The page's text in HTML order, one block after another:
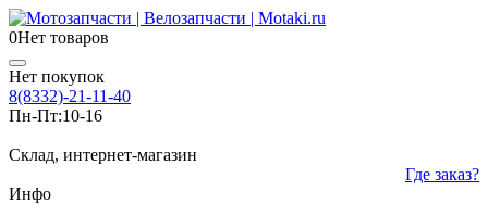
0Нет товаров
Нет покупок
8(8332)-21-11-40
Пн-Пт:10-16
Склад, интернет-магазин
Где заказ?
Инфо